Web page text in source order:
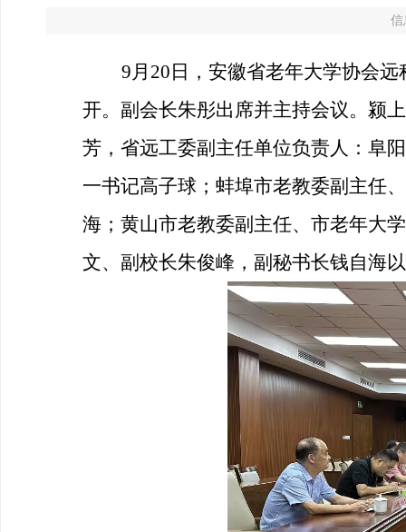
信
9月20日，安徽省老年大学协会
开。副会长朱彤出席并主持会议。颍
芳，省远工委副主任单位负责人：阜
一书记高子球；蚌埠市老教委副主任
海；黄山市老教委副主任、市老年大
文、副校长朱俊峰，副秘书长钱自海